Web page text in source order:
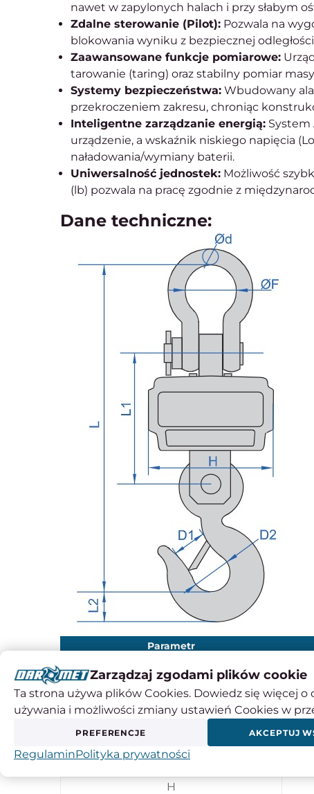
nawet w zapylonych halach i przy słabym
Zdalne sterowanie (Pilot): Pozwala na
blokowania wyniku z bezpiecznej
Zaawansowane funkcje pomiarowe:
tarowanie (taring) oraz stabilny pomiar
Systemy bezpieczeństwa: Wbudowany
przekroczeniem zakresu, chroniąc
Inteligentne zarządzanie energią: System
urządzenie, a wskaźnik niskiego napięcia
naładowania/wymiany baterii.
Uniwersalność jednostek: Możliwość
(lb) pozwala na pracę zgodnie z
Dane techniczne:
Parametr
Obciążenie maksymalne
Obciążenie minimalne
Dokładność odczytu
H
Zarządzaj zgodami plików cookie
Ta strona używa plików Cookies. Dowiedz się więcej o
używania i możliwości zmiany ustawień Cookies w
PREFERENCJE AKCEPTUJ
RegulaminPolityka prywatności